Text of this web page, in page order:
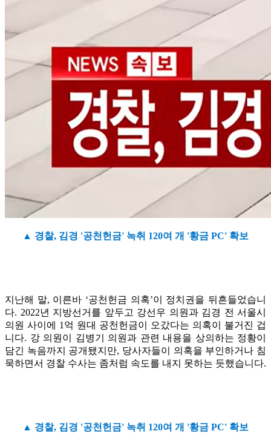
▲ 경찰, 김경 '공천헌금' 녹취 120여 개 '황금 PC' 확보
지난해 말, 이른바 ‘공천헌금 의혹’이 정치권을 뒤흔들었습니
다. 2022년 지방선거를 앞두고 강선우 의원과 김경 전 서울시
의원 사이에 1억 원대 공천헌금이 오갔다는 의혹이 불거진 겁
니다. 강 의원이 김병기 의원과 관련 내용을 상의하는 정황이
담긴 녹음까지 공개됐지만, 당사자들이 의혹을 부인하거나 침
묵하면서 경찰 수사는 좀처럼 속도를 내지 못하는 듯했습니다.
▲ 경찰, 김경 '공천헌금' 녹취 120여 개 '황금 PC' 확보